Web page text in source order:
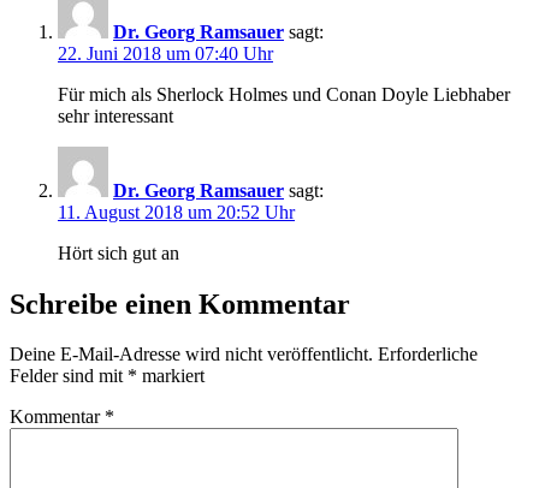
Dr. Georg Ramsauer sagt:
22. Juni 2018 um 07:40 Uhr
Für mich als Sherlock Holmes und Conan Doyle Liebhaber
sehr interessant
Dr. Georg Ramsauer sagt:
11. August 2018 um 20:52 Uhr
Hört sich gut an
Schreibe einen Kommentar
Deine E-Mail-Adresse wird nicht veröffentlicht. Erforderliche
Felder sind mit * markiert
Kommentar *